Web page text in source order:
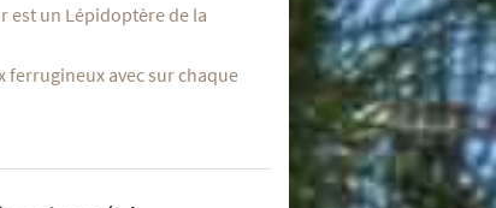
est un Lépidoptère de la
ferrugineux avec sur chaque